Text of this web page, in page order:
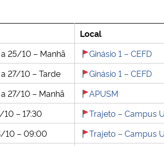
Local
a 25/10 – Manhã Ginásio 1 – CEFD
27/10 – Tarde Ginásio 1 – CEFD
27/10 – Manhã APUSM
10 – 17:30 Trajeto – Campus
10 – 09:00 Trajeto – Campus